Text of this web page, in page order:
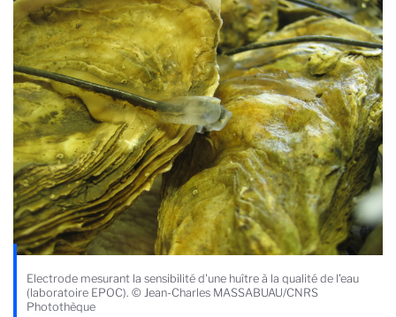
Electrode mesurant la sensibilité d'une huître à la qualité de l'eau
(laboratoire EPOC). © Jean-Charles MASSABUAU/CNRS
Photothèque